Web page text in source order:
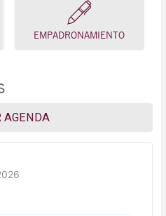
EMPADRONAMIENTO
AGENDA